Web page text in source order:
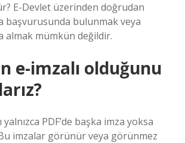
E-Devlet üzerinden doğrudan
başvurusunda bulunmak veya
almak mümkün değildir.
e-imzalı olduğunu
PDF’de başka imza yoksa
imzalar görünür veya görünmez